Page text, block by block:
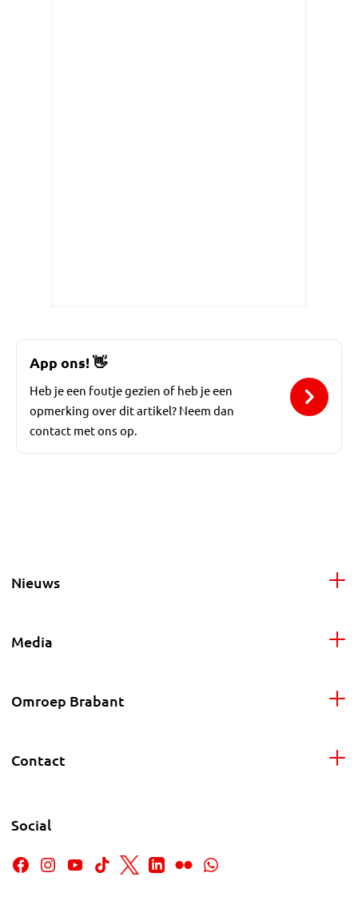
App ons!👋
Heb je een foutje gezien of heb je een
opmerking over dit artikel? Neem dan
contact met ons op.
Nieuws
Media
Omroep Brabant
Contact
Social